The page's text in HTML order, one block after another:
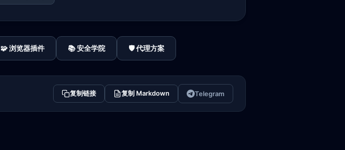
🧩 浏览器插件 📚 安全学院 🛡️ 代理方案
复制链接 复制 Markdown Telegram